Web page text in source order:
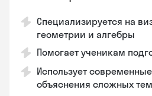
Специализируется на
геометрии и алгебры
Помогает ученикам
Использует
объяснения сложных тем